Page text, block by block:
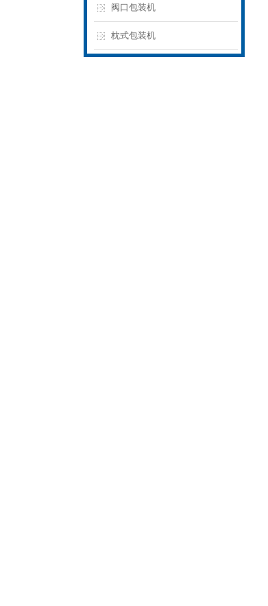
阀口包装机
枕式包装机